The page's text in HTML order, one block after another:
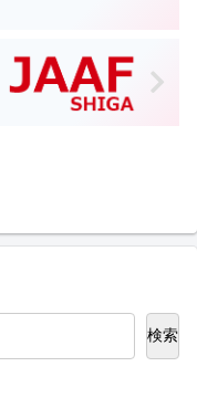
検索